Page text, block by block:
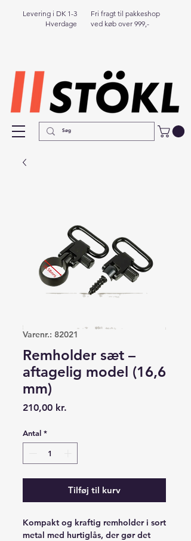
Levering i DK 1-3
Hverdage
Fri fragt til pakkeshop
ved køb over 999,-
Varenr.: 82021
Remholder sæt –
aftagelig model (16,6
mm)
210,00 kr.
Antal *
Tilføj til kurv
Kompakt og kraftig remholder i sort
metal med hurtiglås, der gør det